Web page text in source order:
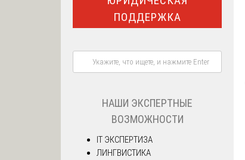
ПОДДЕРЖКА
НАШИ ЭКСПЕРТНЫЕ
ВОЗМОЖНОСТИ
IT ЭКСПЕРТИЗА
ЛИНГВИСТИКА